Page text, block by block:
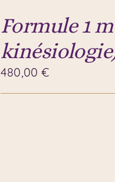
Formule 1
480,00 €